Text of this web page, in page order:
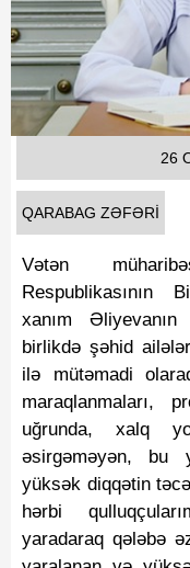
Fotoqaleriya
Reportaj
Qarabag Zəfəri
QARABAG ZƏFƏRI
26
Vətən
Respublikasının
xanım
birlikdə şəhid
ilə mütəmadi
maraqlanmaları,
uğrunda, xalq
əsirgəməyən, bu
yüksək diqqətin
hərbi
yaradaraq qələbə